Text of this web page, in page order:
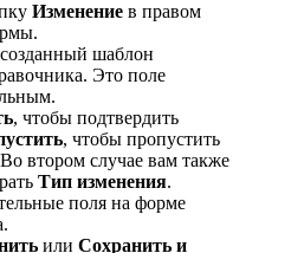
Изменение в правом
шаблон
Это поле
, чтобы подтвердить
, чтобы пропустить
втором случае вам также
Тип изменения.
поля на форме
или Сохранить и